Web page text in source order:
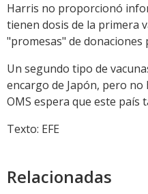
Harris no proporcionó
tienen dosis de la primera
"promesas" de donaciones
Un segundo tipo de
encargo de Japón, pero no
OMS espera que este país
Texto: EFE
Relacionadas